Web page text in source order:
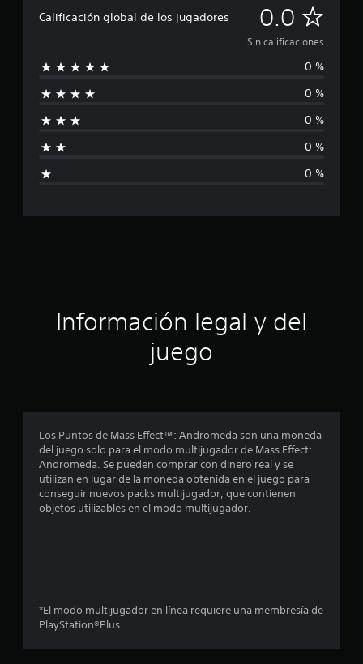
Calificación global de los jugadores 0.0 S
i
n
c
a
f
a
o
n
s
Sin calificaciones
0 %
0 %
0 %
0 %
0 %
Información legal y del
juego
Los Puntos de Mass Effect™: Andromeda son una moneda
del juego solo para el modo multijugador de Mass Effect:
Andromeda. Se pueden comprar con dinero real y se
utilizan en lugar de la moneda obtenida en el juego para
conseguir nuevos packs multijugador, que contienen
objetos utilizables en el modo multijugador.
*El modo multijugador en línea requiere una membresía de
PlayStation®Plus.